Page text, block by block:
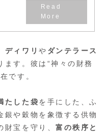
ディワリや ダンテラース
ます。彼は“神々の財務
です。
たした袋を手にした、ふ
銀や穀物を象徴する供物
財宝を守り、富の秩序と